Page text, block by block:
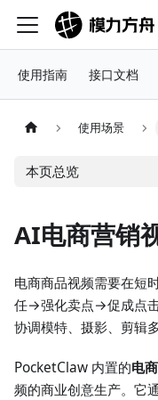
使用指南 接口文档
使用场景
本页总览
AI电商营销
电商商品视频需要在
任→强化卖点→促成点
协调模特、摄影、剪辑
PocketClaw 内置的电
频的商业创意生产。它